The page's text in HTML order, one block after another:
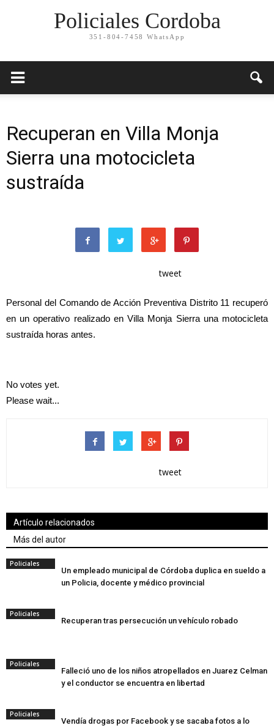
Policiales Cordoba
351-804-7458 WhatsApp
Recuperan en Villa Monja
Sierra una motocicleta
sustraída
tweet
Personal del Comando de Acción Preventiva Distrito 11 recuperó
en un operativo realizado en Villa Monja Sierra una motocicleta
sustraída horas antes.
No votes yet.
Please wait...
tweet
Artículo relacionados
Más del autor
Policiales
Un empleado municipal de Córdoba duplica en sueldo a
un Policia, docente y médico provincial
Policiales
Recuperan tras persecución un vehículo robado
Policiales
Falleció uno de los niños atropellados en Juarez Celman
y el conductor se encuentra en libertad
Policiales
Vendía drogas por Facebook y se sacaba fotos a lo